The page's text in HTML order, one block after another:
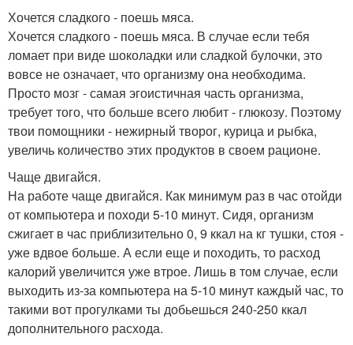
Хочется сладкого - поешь мяса.
Хочется сладкого - поешь мяса. В случае если тебя
ломает при виде шоколадки или сладкой булочки, это
вовсе не означает, что организму она необходима.
Просто мозг - самая эгоистичная часть организма,
требует того, что больше всего любит - глюкозу. Поэтому
твои помощники - нежирный творог, курица и рыбка,
увеличь количество этих продуктов в своем рационе.
Чаще двигайся.
На работе чаще двигайся. Как минимум раз в час отойди
от компьютера и походи 5-10 минут. Сидя, организм
сжигает в час приблизительно 0, 9 ккал на кг тушки, стоя -
уже вдвое больше. А если еще и походить, то расход
калорий увеличится уже втрое. Лишь в том случае, если
выходить из-за компьютера на 5-10 минут каждый час, то
такими вот прогулками ты добьешься 240-250 ккал
дополнительного расхода.